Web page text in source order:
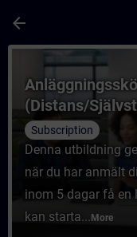
arrow_back
Course -
(Distans/
Subscription
Denna utbildning
när du har anmält
inom 5 dagar få en
kan starta... More